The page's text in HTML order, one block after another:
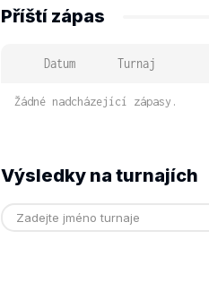
Příští zápas
Datum Turnaj
Žádné nadcházející zápasy.
Výsledky na turnajích